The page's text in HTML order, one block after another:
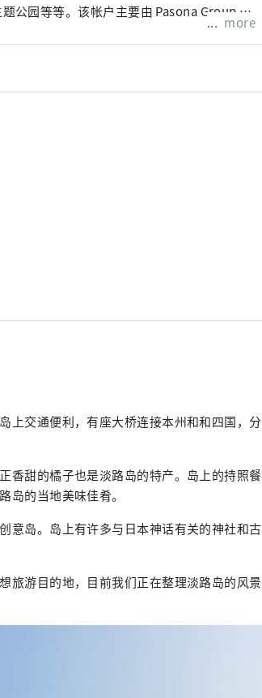
公园等等。该帐户主要由 Pasona Group 运
more
上交通便利，有座大桥连接本州和和四国，分
香甜的橘子也是淡路岛的特产。岛上的持照餐
岛的当地美味佳肴。
意岛。岛上有许多与日本神话有关的神社和古
旅游目的地，目前我们正在整理淡路岛的风景